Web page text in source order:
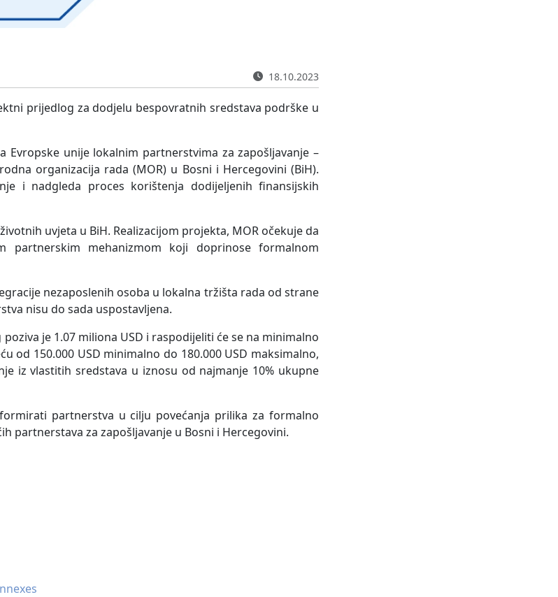
18.10.2023
prijedlog za dodjelu bespovratnih sredstava podrške u
unije lokalnim partnerstvima za zapošljavanje –
organizacija rada (MOR) u Bosni i Hercegovini (BiH).
i nadgleda proces korištenja dodijeljenih finansijskih
uvjeta u BiH. Realizacijom projekta, MOR očekuje da
partnerskim mehanizmom koji doprinose formalnom
nezaposlenih osoba u lokalna tržišta rada od strane
nisu do sada uspostavljena.
je 1.07 miliona USD i raspodijeliti će se na minimalno
od 150.000 USD minimalno do 180.000 USD maksimalno,
iz vlastitih sredstava u iznosu od najmanje 10% ukupne
partnerstva u cilju povećanja prilika za formalno
partnerstava za zapošljavanje u Bosni i Hercegovini.